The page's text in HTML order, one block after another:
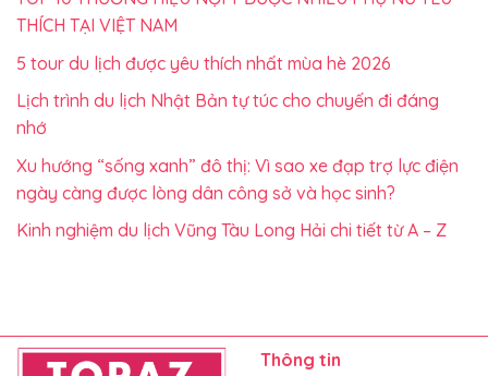
THÍCH TẠI VIỆT NAM
5 tour du lịch được yêu thích nhất mùa hè 2026
Lịch trình du lịch Nhật Bản tự túc cho chuyến đi đáng
nhớ
Xu hướng “sống xanh” đô thị: Vì sao xe đạp trợ lực điện
ngày càng được lòng dân công sở và học sinh?
Kinh nghiệm du lịch Vũng Tàu Long Hải chi tiết từ A – Z
Thông tin